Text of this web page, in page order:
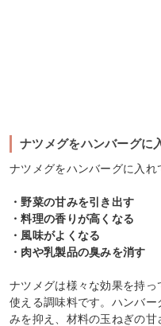
ナツメグをハンバーグに
ナツメグをハンバーグに入れ
・野菜の甘みを引き出す
・料理の香りが高くなる
・風味がよくなる
・肉や乳製品の臭みを消す
ナツメグは様々な効果を持
使える調味料です。ハンバ
みを抑え、材料の玉ねぎの